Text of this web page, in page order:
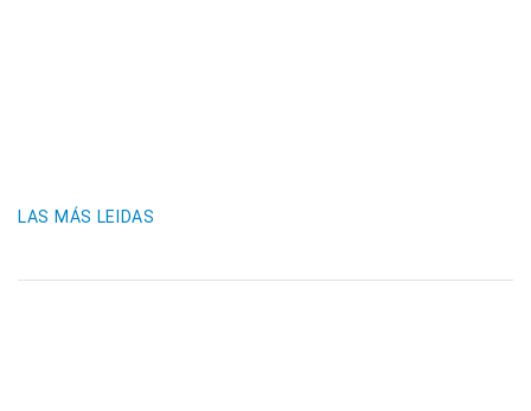
LAS MÁS LEIDAS